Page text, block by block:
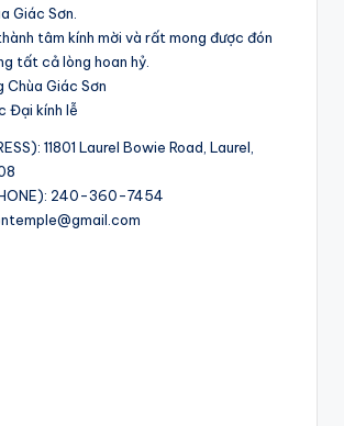
Giác Sơn.
tâm kính mời và rất mong được đón
tất cả lòng hoan hỷ.
Chùa Giác Sơn
Đại kính lễ
11801 Laurel Bowie Road, Laurel,
240-360-7454